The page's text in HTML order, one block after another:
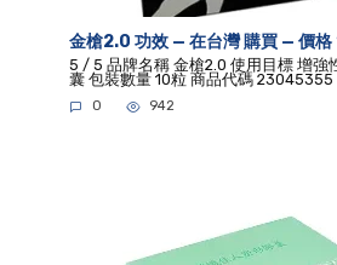
金槍2.0 功效 — 在台灣 購買 — 價
5 / 5 品牌名稱 金槍2.0 使用目標 增強
囊 包裝數量 10粒 商品代碼 23045355
0 942